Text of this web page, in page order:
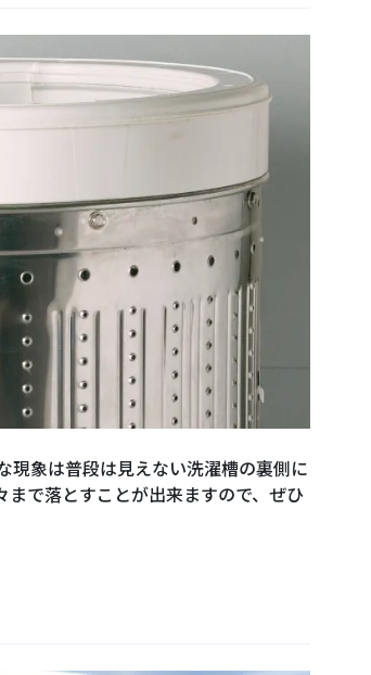
現象は普段は見えない洗濯槽の裏側に
で落とすことが出来ますので、ぜひ